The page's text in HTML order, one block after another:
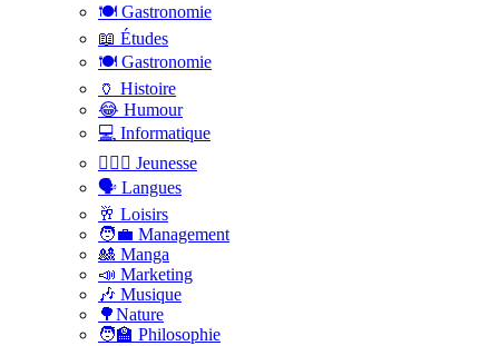
🍽️ Gastronomie
📖 Études
🍽️ Gastronomie
🏺 Histoire
😂 Humour
💻 Informatique
🤸🏽‍♀️ Jeunesse
🗣 Langues
🥂 Loisirs
🧑‍💼 Management
🎎 Manga
📣 Marketing
🎶 Musique
🌳Nature
🧑‍🏫 Philosophie